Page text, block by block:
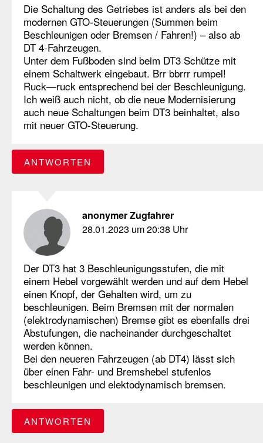
Die Schaltung des Getriebes ist anders als bei den
modernen GTO-Steuerungen (Summen beim
Beschleunigen oder Bremsen / Fahren!) – also ab
DT 4-Fahrzeugen.
Unter dem Fußboden sind beim DT3 Schütze mit
einem Schaltwerk eingebaut. Brr bbrrr rumpel!
Ruck—ruck entsprechend bei der Beschleunigung.
Ich weiß auch nicht, ob die neue Modernisierung
auch neue Schaltungen beim DT3 beinhaltet, also
mit neuer GTO-Steuerung.
ANTWORTEN
anonymer Zugfahrer
28.01.2023 um 20:38 Uhr
Der DT3 hat 3 Beschleunigungsstufen, die mit
einem Hebel vorgewählt werden und auf dem Hebel
einen Knopf, der Gehalten wird, um zu
beschleunigen. Beim Bremsen mit der normalen
(elektrodynamischen) Bremse gibt es ebenfalls drei
Abstufungen, die nacheinander durchgeschaltet
werden können.
Bei den neueren Fahrzeugen (ab DT4) lässt sich
über einen Fahr- und Bremshebel stufenlos
beschleunigen und elektodynamisch bremsen.
ANTWORTEN